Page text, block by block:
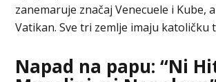
zanemaruje značaj Venecuele i Kube,
Vatikan. Sve tri zemlje imaju katoličku
Napad na papu: “Ni